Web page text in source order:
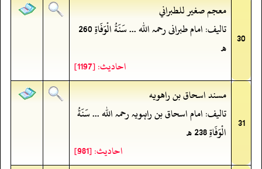
30
معجم صغير للطبراني
تالیف: امام طبرانی رحمہ اللہ ... سَنَةُ الْوَفَاةِ 260
ھ
احادیث: [1197]
31
مسند اسحاق بن راهويه
تالیف: امام اسحاق بن راہویہ رحمہ اللہ ... سَنَةُ
الْوَفَاةِ 238 ھ
احادیث: [981]